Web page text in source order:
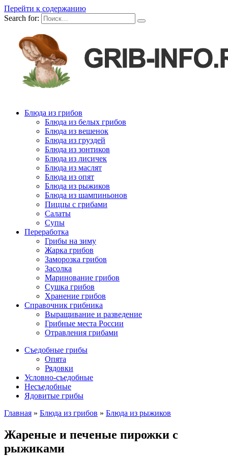
Перейти к содержанию
Search for:
Блюда из грибов
Блюда из белых грибов
Блюда из вешенок
Блюда из груздей
Блюда из зонтиков
Блюда из лисичек
Блюда из маслят
Блюда из опят
Блюда из рыжиков
Блюда из шампиньонов
Пиццы с грибами
Салаты
Супы
Переработка
Грибы на зиму
Жарка грибов
Заморозка грибов
Засолка
Маринование грибов
Сушка грибов
Хранение грибов
Справочник грибника
Выращивание и разведение
Грибные места России
Отравления грибами
Съедобные грибы
Опята
Рядовки
Условно-съедобные
Несъедобные
Ядовитые грибы
Главная » Блюда из грибов » Блюда из рыжиков
Жареные и печеные пирожки с
рыжиками